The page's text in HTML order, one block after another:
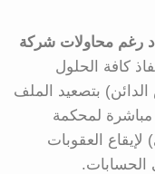
رغم محاولات شركة
كافة الحلول
بتصعيد الملف
مباشرة لمحكمة
لإيقاع العقوبات
الحسابات.